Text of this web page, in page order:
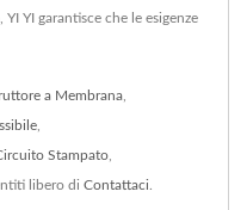
YI garantisce che le esigenze
a Membrana
Stampato
libero di Contattaci